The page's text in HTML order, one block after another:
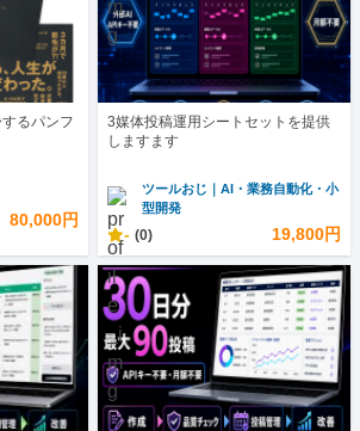
るパンフ
80,000円
3媒体投稿運用シートセットを提供
しますます
ツールおじ｜AI・業務自動化・小
型開発
- (0) 19,800円